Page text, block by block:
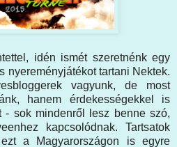
idén ismét szeretnénk egy
nyereményjátékot tartani Nektek.
vagyunk, de most
hanem érdekességekkel is
- sok mindenről lesz benne szó,
kapcsolódnak. Tartsatok
a Magyarországon is egyre